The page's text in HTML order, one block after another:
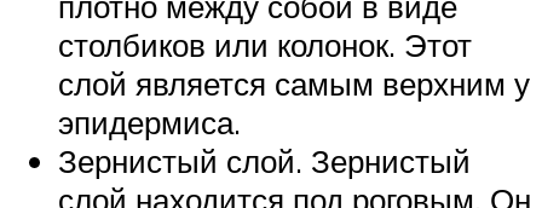
столбиков или колонок. Этот
слой является самым верхним у
эпидермиса.
Зернистый слой. Зернистый
слой находится под роговым. Он